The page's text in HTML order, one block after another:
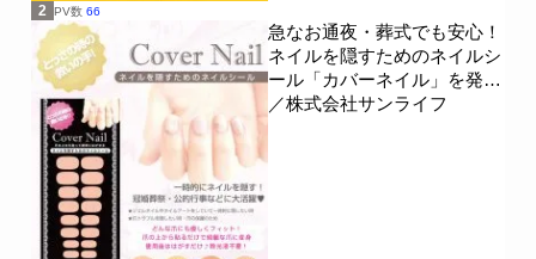
2 PV数 66
急なお通夜・葬式でも安心！
ネイルを隠すためのネイルシ
ール「カバーネイル」を発売
／株式会社サンライフ